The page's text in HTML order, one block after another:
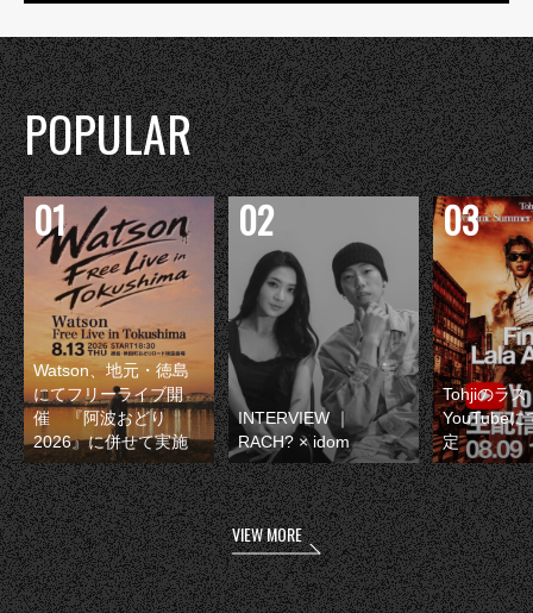
POPULAR
Watson、地元・徳島
にてフリーライブ開
催 『阿波おどり
2026』に併せて実施
INTERVIEW ｜
RACH? × idom
Tohjiのラス
YouTubeに
定
VIEW MORE